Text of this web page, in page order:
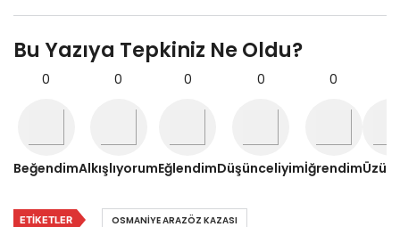
Bu Yazıya Tepkiniz Ne Oldu?
0
Beğendim
0
Alkışlıyorum
0
Eğlendim
0
Düşünceliyim
0
İğrendim
ETIKETLER OSMANIYE ARAZÖZ KAZASI